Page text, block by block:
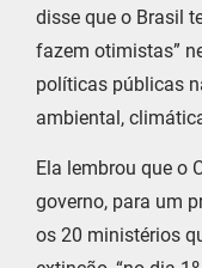
disse que o Brasil
fazem otimistas”
políticas públicas
ambiental,
Ela lembrou que o
governo, para um
os 20 ministérios